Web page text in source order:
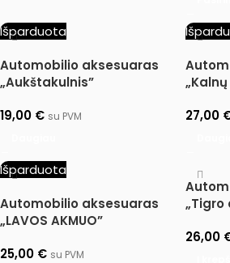
Išparduota
Automobilio aksesuaras
„Aukštakulnis”
19,00 € su PVM
27,00
Išparduota
Automobilio aksesuaras
„LAVOS AKMUO”
25,00 € su PVM
„Tigro
26,00